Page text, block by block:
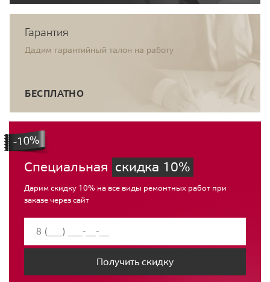
Гарантия
Дадим гарантийный талон на работу
БЕСПЛАТНО
Специальная скидка 10%
Дарим скидку 10% на все виды ремонтных работ при
заказе через сайт
Получить скидку